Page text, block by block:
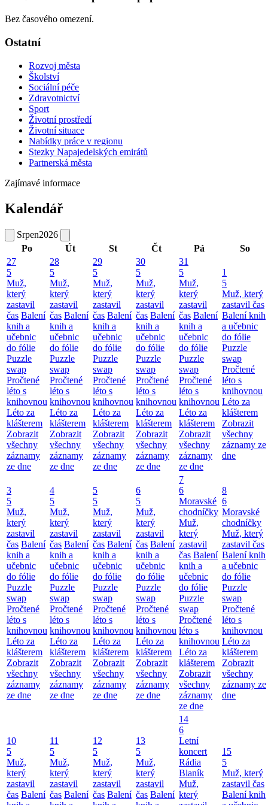
Bez časového omezení.
Ostatní
Rozvoj města
Školství
Sociální péče
Zdravotnictví
Sport
Životní prostředí
Životní situace
Nabídky práce v regionu
Stezky Napajedelských emirátů
Partnerská města
Zajímavé informace
Kalendář
Srpen2026
Po
Út St Čt Pá
So
27
5
Muž,
který
zastavil
čas Balení
knih a
učebnic
do fólie
Puzzle
swap
Pročtené
léto s
knihovnou
Léto za
klášterem
Zobrazit
všechny
záznamy
ze dne
28
5
Muž,
který
zastavil
čas Balení
knih a
učebnic
do fólie
Puzzle
swap
Pročtené
léto s
knihovnou
Léto za
klášterem
Zobrazit
všechny
záznamy
ze dne
29
5
Muž,
který
zastavil
čas Balení
knih a
učebnic
do fólie
Puzzle
swap
Pročtené
léto s
knihovnou
Léto za
klášterem
Zobrazit
všechny
záznamy
ze dne
30
5
Muž,
který
zastavil
čas Balení
knih a
učebnic
do fólie
Puzzle
swap
Pročtené
léto s
knihovnou
Léto za
klášterem
Zobrazit
všechny
záznamy
ze dne
31
5
Muž,
který
zastavil
čas Balení
knih a
učebnic
do fólie
Puzzle
swap
Pročtené
léto s
knihovnou
Léto za
klášterem
Zobrazit
všechny
záznamy
ze dne
1
5
Muž, který
zastavil čas
Balení knih
a učebnic
do fólie
Puzzle
swap
Pročtené
léto s
knihovnou
Léto za
klášterem
Zobrazit
všechny
záznamy ze
dne
3
5
Muž,
který
zastavil
čas Balení
knih a
učebnic
do fólie
Puzzle
swap
Pročtené
léto s
knihovnou
Léto za
klášterem
Zobrazit
všechny
záznamy
ze dne
4
5
Muž,
který
zastavil
čas Balení
knih a
učebnic
do fólie
Puzzle
swap
Pročtené
léto s
knihovnou
Léto za
klášterem
Zobrazit
všechny
záznamy
ze dne
5
5
Muž,
který
zastavil
čas Balení
knih a
učebnic
do fólie
Puzzle
swap
Pročtené
léto s
knihovnou
Léto za
klášterem
Zobrazit
všechny
záznamy
ze dne
6
5
Muž,
který
zastavil
čas Balení
knih a
učebnic
do fólie
Puzzle
swap
Pročtené
léto s
knihovnou
Léto za
klášterem
Zobrazit
všechny
záznamy
ze dne
7
6
Moravské
chodníčky
Muž,
který
zastavil
čas Balení
knih a
učebnic
do fólie
Puzzle
swap
Pročtené
léto s
knihovnou
Léto za
klášterem
Zobrazit
všechny
záznamy
ze dne
8
6
Moravské
chodníčky
Muž, který
zastavil čas
Balení knih
a učebnic
do fólie
Puzzle
swap
Pročtené
léto s
knihovnou
Léto za
klášterem
Zobrazit
všechny
záznamy ze
dne
10
5
Muž,
který
zastavil
čas Balení
11
5
Muž,
který
zastavil
čas Balení
12
5
Muž,
který
zastavil
čas Balení
13
5
Muž,
který
zastavil
čas Balení
14
6
Letní
koncert
Rádia
Blaník
Muž,
který
15
5
Muž, který
zastavil čas
Balení knih